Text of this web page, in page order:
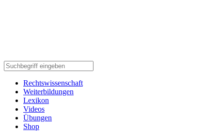
Rechtswissenschaft
Weiterbildungen
Lexikon
Videos
Übungen
Shop